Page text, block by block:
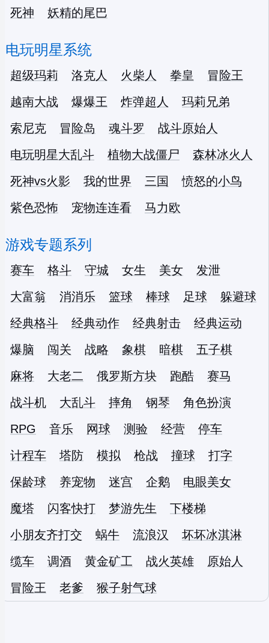
死神
妖精的尾巴
电玩明星系统
超级玛莉 洛克人 火柴人 拳皇
冒险王
越南大战
爆爆王 炸弹超人
玛莉兄弟
索尼克
冒险岛 魂斗罗
战斗原始人
电玩明星大乱斗
植物大战僵尸
森林冰火人
死神vs火影
我的世界 三国
愤怒的小鸟
紫色恐怖
宠物连连看 马力欧
游戏专题系列
赛车 格斗 守城 女生 美女
发泄
大富翁
消消乐 篮球 棒球 足球
躲避球
经典格斗
经典动作 经典射击
经典运动
爆脑
闯关 战略 象棋 暗棋
五子棋
麻将
大老二 俄罗斯方块 跑酷
赛马
战斗机
大乱斗 摔角 钢琴
角色扮演
RPG
音乐 网球 测验 经营
停车
计程车
塔防 模拟 枪战 撞球
打字
保龄球
养宠物 迷宫 企鹅
电眼美女
魔塔
闪客快打 梦游先生
下楼梯
小朋友齐打交
蜗牛 流浪汉
坏坏冰淇淋
缆车
调酒 黄金矿工 战火英雄
原始人
冒险王
老爹 猴子射气球